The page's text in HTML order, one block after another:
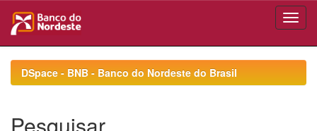
navigationDSpace - BNB - Banco do Nordeste do Brasil